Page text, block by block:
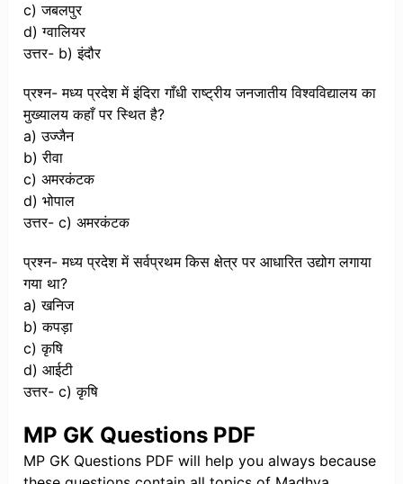
c) जबलपुर
d) ग्वालियर
उत्तर- b) इंदौर
प्रश्न- मध्य प्रदेश में इंदिरा गाँधी राष्ट्रीय जनजातीय विश्वविद्यालय का
मुख्यालय कहाँ पर स्थित है?
a) उज्जैन
b) रीवा
c) अमरकंटक
d) भोपाल
उत्तर- c) अमरकंटक
प्रश्न- मध्य प्रदेश में सर्वप्रथम किस क्षेत्र पर आधारित उद्योग लगाया
गया था?
a) खनिज
b) कपड़ा
c) कृषि
d) आईटी
उत्तर- c) कृषि
MP GK Questions PDF
MP GK Questions PDF will help you always because